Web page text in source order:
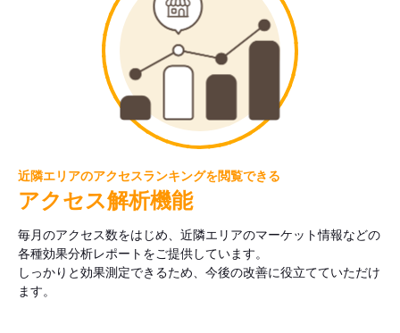
近隣エリアのアクセスランキングを閲覧できる
アクセス解析機能
毎月のアクセス数をはじめ、近隣エリアのマーケット情報などの
各種効果分析レポートをご提供しています。
しっかりと効果測定できるため、今後の改善に役立てていただけ
ます。